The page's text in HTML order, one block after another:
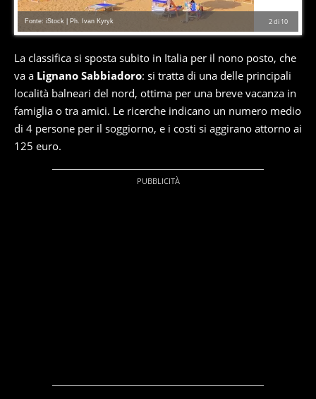
2di 10
Fonte: iStock | Ph. Ivan Kyryk
La classifica si sposta subito in Italia per il nono posto, che
va a Lignano Sabbiadoro: si tratta di una delle principali
località balneari del nord, ottima per una breve vacanza in
famiglia o tra amici. Le ricerche indicano un numero medio
di 4 persone per il soggiorno, e i costi si aggirano attorno ai
125 euro.